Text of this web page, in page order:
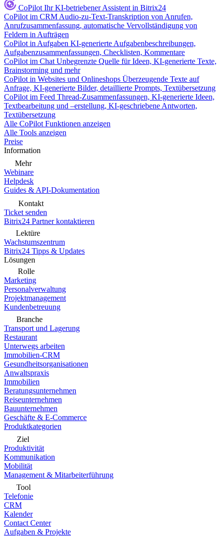
CoPilot Ihr KI-betriebener Assistent in Bitrix24
CoPilot im CRM Audio-zu-Text-Transkription von Anrufen,
Anrufzusammenfassung, automatische Vervollständigung von
Feldern in Aufträgen
CoPilot in Aufgaben KI-generierte Aufgabenbeschreibungen,
Aufgabenzusammenfassungen, Checklisten, Kommentare
CoPilot im Chat Unbegrenzte Quelle für Ideen, KI-generierte Texte,
Brainstorming und mehr
CoPilot in Websites und Onlineshops Überzeugende Texte auf
Anfrage, KI-generierte Bilder, detaillierte Prompts, Textübersetzung
CoPilot im Feed Thread-Zusammenfassungen, KI-generierte Ideen,
Textbearbeitung und –erstellung, KI-geschriebene Antworten,
Textübersetzung
Alle CoPilot Funktionen anzeigen
Alle Tools anzeigen
Preise
Information
Mehr
Webinare
Helpdesk
Guides & API-Dokumentation
Kontakt
Ticket senden
Bitrix24 Partner kontaktieren
Lektüre
Wachstumszentrum
Bitrix24 Tipps & Updates
Lösungen
Rolle
Marketing
Personalverwaltung
Projektmanagement
Kundenbetreuung
Branche
Transport und Lagerung
Restaurant
Unterwegs arbeiten
Immobilien-CRM
Gesundheitsorganisationen
Anwaltspraxis
Immobilien
Beratungsunternehmen
Reiseunternehmen
Bauunternehmen
Geschäfte & E-Commerce
Produktkategorien
Ziel
Produktivität
Kommunikation
Mobilität
Management & Mitarbeiterführung
Tool
Telefonie
CRM
Kalender
Contact Center
Aufgaben & Projekte